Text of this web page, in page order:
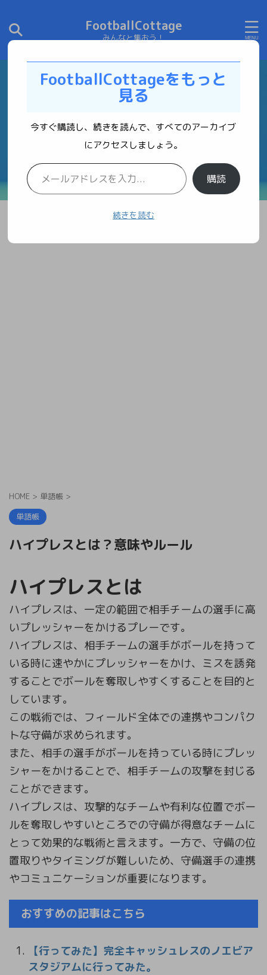
FootballCottage
みんなと集おう！
HOME > 単語帳 >
単語帳
ハイプレスとは？意味やルール
ハイプレスとは
ハイプレスは、一定の範囲で相手チームの選手に高
いプレッシャーをかけるプレーです。
ハイプレスは、相手チームの選手がボールを持って
いる時に速やかにプレッシャーをかけ、ミスを誘発
することでボールを奪取しやすくすることを目的と
しています。
この戦術では、フィールド全体での連携やコンパク
トな守備が求められます。
また、相手の選手がボールを持っている時にプレッ
シャーをかけることで、相手チームの攻撃を封じる
ことができます。
ハイプレスは、攻撃的なチームや有利な位置でボー
ルを奪取しやすいところでの守備が得意なチームに
とって効果的な戦術と言えます。一方で、守備の位
置取りやタイミングが難しいため、守備選手の連携
やコミュニケーションが重要になります。
おすすめの記事はこちら
【行ってみた】完全キャッシュレスのノエビア
スタジアムに行ってみた。
FootballCottageをもっと
見る
今すぐ購読し、続きを読んで、すべてのアーカイブ
にアクセスしましょう。
購読
続きを読む